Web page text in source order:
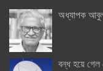
অধ্যাপক
বন্ধ হয়ে গেল